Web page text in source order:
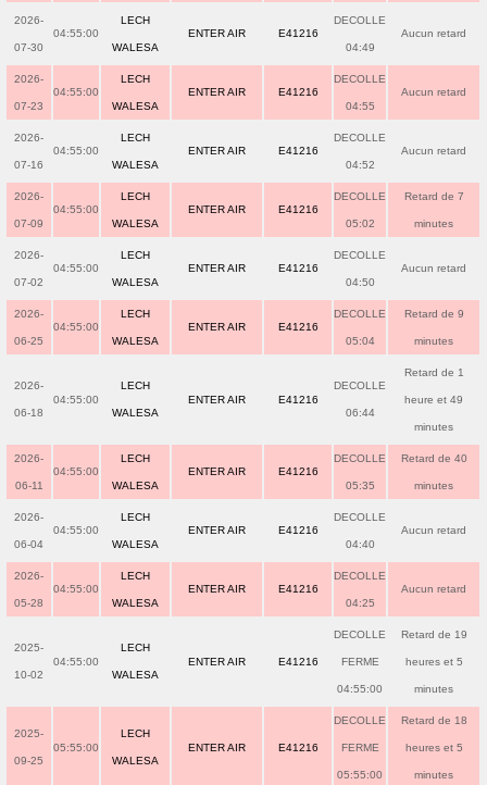
2026-
07-30
04:55:00
LECH
WALESA
ENTER AIR E41216
DECOLLE
04:49
Aucun retard
2026-
07-23
04:55:00
LECH
WALESA
ENTER AIR E41216
DECOLLE
04:55
Aucun retard
2026-
07-16
04:55:00
LECH
WALESA
ENTER AIR E41216
DECOLLE
04:52
Aucun retard
2026-
07-09
04:55:00
LECH
WALESA
ENTER AIR E41216
DECOLLE
05:02
Retard de 7
minutes
2026-
07-02
04:55:00
LECH
WALESA
ENTER AIR E41216
DECOLLE
04:50
Aucun retard
2026-
06-25
04:55:00
LECH
WALESA
ENTER AIR E41216
DECOLLE
05:04
Retard de 9
minutes
2026-
06-18
04:55:00
LECH
WALESA
ENTER AIR E41216
DECOLLE
06:44
Retard de 1
heure et 49
minutes
2026-
06-11
04:55:00
LECH
WALESA
ENTER AIR E41216
DECOLLE
05:35
Retard de 40
minutes
2026-
06-04
04:55:00
LECH
WALESA
ENTER AIR E41216
DECOLLE
04:40
Aucun retard
2026-
05-28
04:55:00
LECH
WALESA
ENTER AIR E41216
DECOLLE
04:25
Aucun retard
2025-
10-02
04:55:00
LECH
WALESA
ENTER AIR E41216
DECOLLE
FERME
04:55:00
Retard de 19
heures et 5
minutes
2025-
09-25
05:55:00
LECH
WALESA
ENTER AIR E41216
DECOLLE
FERME
05:55:00
Retard de 18
heures et 5
minutes